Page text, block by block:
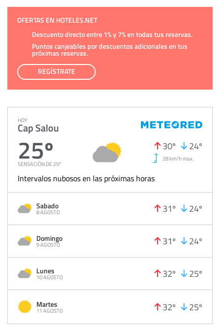
OFERTAS EN HOTELES.NET
Descuento directo entre 1% y 7% en todas tus reservas.
Puntos canjeables por descuentos adicionales en tus
próximas reservas.
REGÍSTRATE
HOY
Cap Salou
25º
SENSACIÓN DE 25º
30º 24º
28 km/h max.
Intervalos nubosos en las próximas horas
Sabado
8 AGOSTO 31º 24º
Domingo
9 AGOSTO 31º 24º
Lunes
10 AGOSTO 32º 25º
Martes
11 AGOSTO 32º 25º